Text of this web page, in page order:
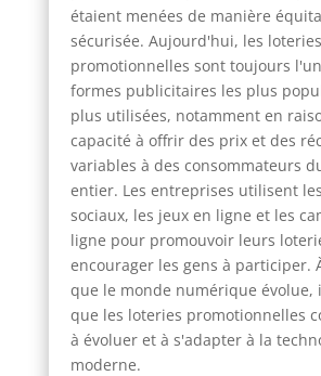
étaient menées de manière
sécurisée. Aujourd'hui, les loteries
promotionnelles sont toujours
formes publicitaires les plus
plus utilisées, notamment en
capacité à offrir des prix et des
variables à des consommateurs
entier. Les entreprises utilisent
sociaux, les jeux en ligne et les
ligne pour promouvoir leurs
encourager les gens à participer.
que le monde numérique évolue,
que les loteries promotionnelles
à évoluer et à s'adapter à la
moderne.